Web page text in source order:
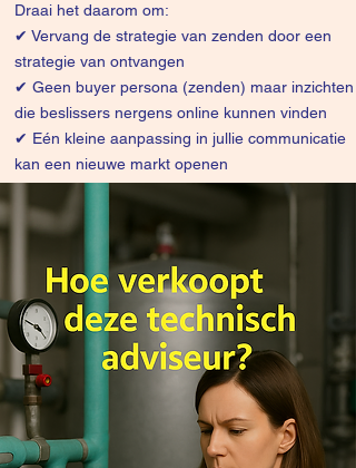
Draai het daarom om:
✔ Vervang de strategie van zenden door een
strategie van ontvangen
✔ Geen buyer persona (zenden) maar inzichten
die beslissers nergens online kunnen vinden
✔ Eén kleine aanpassing in jullie communicatie
kan een nieuwe markt openen